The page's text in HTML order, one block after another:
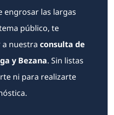
engrosar las largas
público, te
nuestra consulta de
y Bezana. Sin listas
ni para realizarte